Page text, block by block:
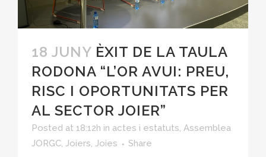
18 JUNY ÈXIT DE LA TAULA
RODONA “L’OR AVUI: PREU,
RISC I OPORTUNITATS PER
AL SECTOR JOIER”
Posted at 18:12h in actes i estatuts, Assemblea
JORGC, Joiers, Joies Share